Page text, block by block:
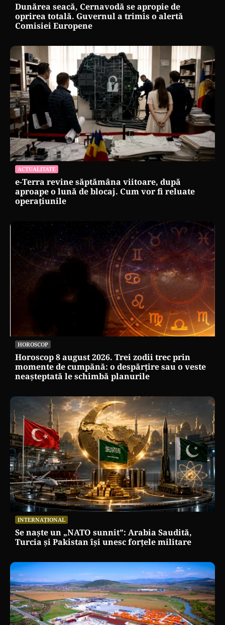
Dunărea seacă, Cernavodă se apropie de
oprirea totală. Guvernul a trimis o alertă
Comisiei Europene
ACTUALITATE
e-Terra revine săptămâna viitoare, după
aproape o lună de blocaj. Cum vor fi reluate
operațiunile
HOROSCOP
Horoscop 8 august 2026. Trei zodii trec prin
momente de cumpănă: o despărțire sau o veste
neașteptată le schimbă planurile
INTERNAȚIONAL
Se naște un „NATO sunnit”: Arabia Saudită,
Turcia și Pakistan își unesc forțele militare